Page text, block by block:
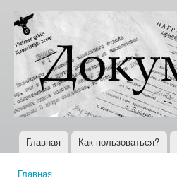
Документы
XX века
Всемирная
история в
Интернете
Главное меню
Главная Как пользоваться?
Главная